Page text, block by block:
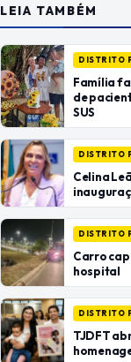
LEIA TAMBÉM
DISTRITO
Família
de
SUS
DISTRITO
Celina
DISTRITO
Carro
hospital
DISTRITO
TJDFT